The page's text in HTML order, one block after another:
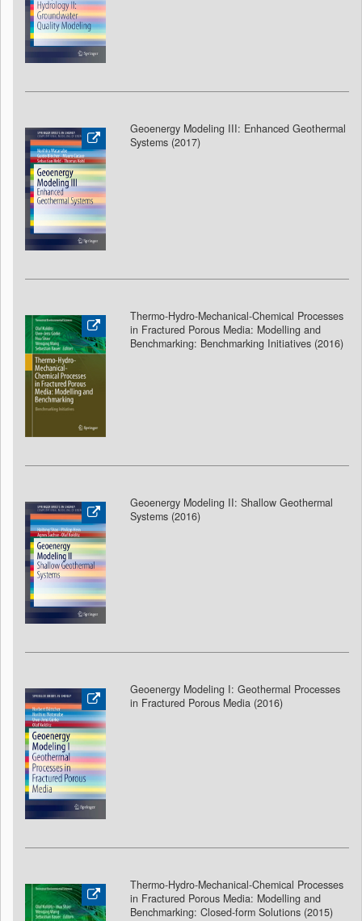
Geoenergy Modeling III: Enhanced Geothermal
Systems (2017)
Thermo-Hydro-Mechanical-Chemical Processes
in Fractured Porous Media: Modelling and
Benchmarking: Benchmarking Initiatives (2016)
Geoenergy Modeling II: Shallow Geothermal
Systems (2016)
Geoenergy Modeling I: Geothermal Processes
in Fractured Porous Media (2016)
Thermo-Hydro-Mechanical-Chemical Processes
in Fractured Porous Media: Modelling and
Benchmarking: Closed-form Solutions (2015)